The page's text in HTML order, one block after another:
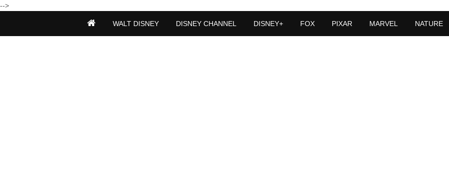
-->
WALT DISNEY DISNEY CHANNEL DISNEY+ FOX PIXAR MARVEL NATURE